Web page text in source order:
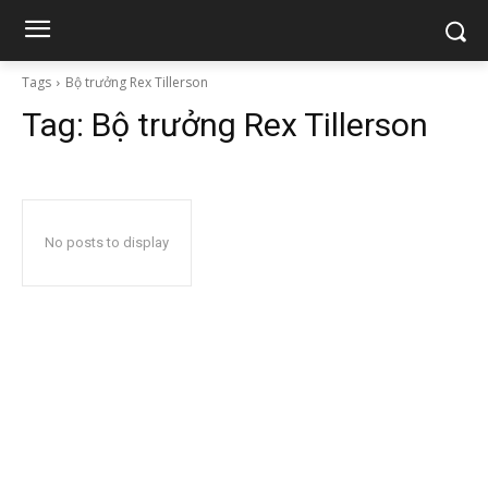
Tags Bộ trưởng Rex Tillerson
Tag: Bộ trưởng Rex Tillerson
No posts to display